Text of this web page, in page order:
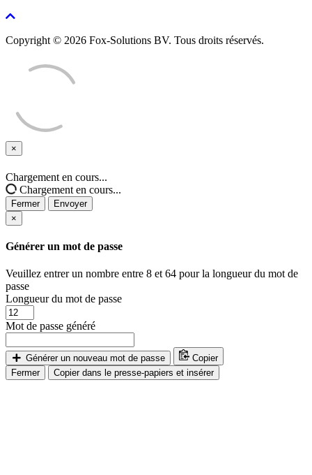
Copyright © 2026 Fox-Solutions BV. Tous droits réservés.
×
Fermer
Chargement en cours...
Chargement en cours...
Fermer
Envoyer
×
Générer un mot de passe
Veuillez entrer un nombre entre 8 et 64 pour la longueur du mot de
passe
Longueur du mot de passe
Mot de passe généré
Générer un nouveau mot de passe
Copier
Fermer
Copier dans le presse-papiers et insérer